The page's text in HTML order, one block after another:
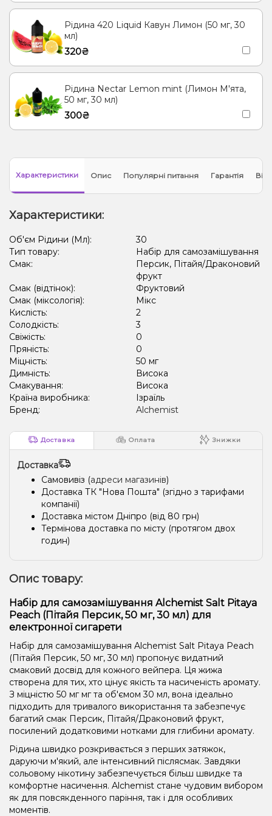
Рідина 420 Liquid Кавун Лимон (50 мг, 30
мл)
320₴
Рідина Nectar Lemon mint (Лимон М'ята,
50 мг, 30 мл)
300₴
Характеристики Опис Популярні питання Гарантія
Характеристики:
Об'єм Рідини (Мл):
30
Тип товару:
Набір для самозамішування
Смак:
Персик, Пітайя/Драконовий
фрукт
Смак (відтінок):
Фруктовий
Смак (міксологія):
Мікс
Кислість:
2
Солодкість:
3
Свіжість:
0
Пряність:
0
Міцність:
50 мг
Димність:
Висока
Смакування:
Висока
Країна виробника:
Ізраїль
Бренд:
Alchemist
Доставка Оплата Знижки
Доставка
Самовивіз (адреси магазинів)
Доставка ТК "Нова Пошта" (згідно з тарифами
компанії)
Доставка містом Дніпро (від 80 грн)
Термінова доставка по місту (протягом двох
годин)
Опис товару:
Набір для самозамішування Alchemist Salt Pitaya
Peach (Пітайя Персик, 50 мг, 30 мл) для
електронної сигарети
Набір для самозамішування Alchemist Salt Pitaya Peach
(Пітайя Персик, 50 мг, 30 мл) пропонує видатний
смаковий досвід для кожного вейпера. Ця жижа
створена для тих, хто цінує якість та насиченість аромату.
З міцністю 50 мг мг та об'ємом 30 мл, вона ідеально
підходить для тривалого використання та забезпечує
багатий смак Персик, Пітайя/Драконовий фрукт,
посилений додатковими нотками для глибини аромату.
Рідина швидко розкривається з перших затяжок,
даруючи м'який, але інтенсивний післясмак. Завдяки
сольовому нікотину забезпечується більш швидке та
комфортне насичення. Alchemist стане чудовим вибором
як для повсякденного паріння, так і для особливих
моментів.